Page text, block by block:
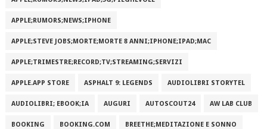
APPLE;RUMORS;NEWS;IPHONE
APPLE;STEVE JOBS;MORTE;MORTE 8 ANNI;IPHONE;IPAD;MAC
APPLE;TRIMESTRE;RECORD;TV;STREAMING;SERVIZI
APPLE.APP STORE ASPHALT 9: LEGENDS AUDIOLIBRI STORYTEL
AUDIOLIBRI; EBOOK;IA AUGURI AUTOSCOUT24 AW LAB CLUB
BOOKING BOOKING.COM BREETHE;MEDITAZIONE E SONNO